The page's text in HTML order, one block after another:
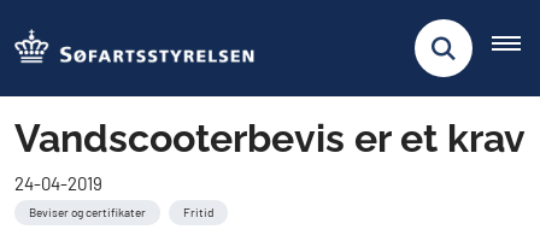
Vandscooterbevis er et krav
24-04-2019
Beviser og certifikater Fritid